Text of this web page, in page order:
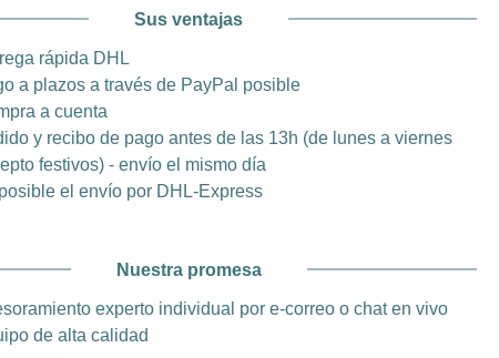
Sus ventajas
rápida DHL
a plazos a través de PayPal posible
a cuenta
y recibo de pago antes de las 13h (de lunes a viernes
festivos) - envío el mismo día
el envío por DHL-Express
Nuestra promesa
experto individual por e-correo o chat en vivo
de alta calidad